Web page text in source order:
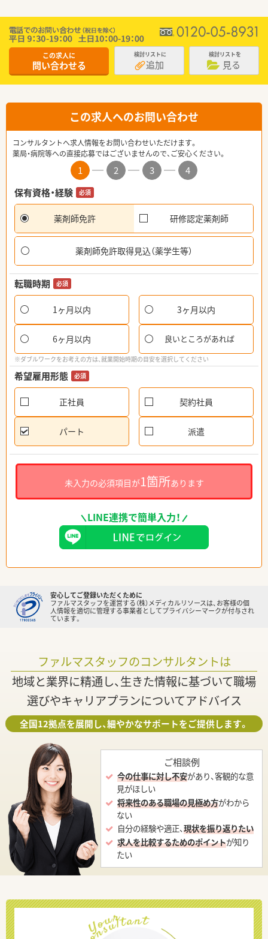
この求人に
問い合わせる
検討リストに
追加
検討リストを
見る
この求人へのお問い合わせ
コンサルタントへ求人情報をお問い合わせいただけます。
薬局・病院等への直接応募ではございませんので、ご安心ください。
1 2 3
4
保有資格・経験
必須
薬剤師免許 研修認定薬剤師
薬剤師免許取得見込（薬学生等）
転職時期 必須
1ヶ月以内 3ヶ月以内
6ヶ月以内 良いところがあれば
※ダブルワークをお考えの方は、就業開始時期の目安を選択してください
希望雇用形態 必須
正社員 契約社員
パート 派遣
未入力の必須項目が1箇所あります
LINE連携で簡単入力！
安心してご登録いただくために
ファルマスタッフを運営する（株）メディカルリソースは、お客様の個
人情報を適切に管理する事業者としてプライバシーマークが付与され
ています。
ファルマスタッフのコンサルタントは
地域と業界に精通し、生きた情報に基づいて職場
選びやキャリアプランについてアドバイス
全国12拠点を展開し、細やかなサポートをご提供します。
ご相談例
今の仕事に対し不安があり、客観的な意
見がほしい
将来性のある職場の見極め方がわから
ない
自分の経験や適正、現状を振り返りたい
求人を比較するためのポイントが知り
たい